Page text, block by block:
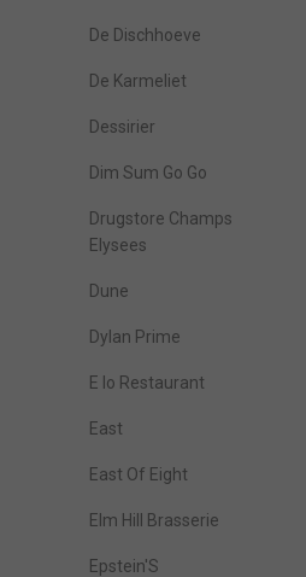
De Dischhoeve
De Karmeliet
Dessirier
Dim Sum Go Go
Drugstore Champs
Elysees
Dune
Dylan Prime
E Io Restaurant
East
East Of Eight
Elm Hill Brasserie
Epstein'S